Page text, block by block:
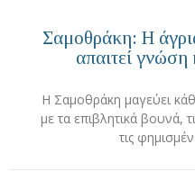
Σαμοθράκη: Η
απαιτεί γνώση
Η Σαμοθράκη μαγεύει
με τα επιβλητικά βουνά,
τις